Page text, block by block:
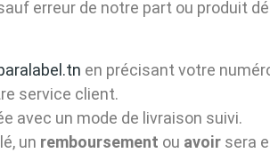
erreur de notre part ou produit
en précisant votre
service client.
avec un mode de livraison suivi.
un remboursement ou avoir sera